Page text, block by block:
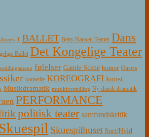
Aveny-T BALLET Betty Nansen Teatret Dans
Ballet Det Kongelige Teater
følelser Gamle Scene humor Husets
komedie KOREOGRAFI kunst
Musikdramatik musikforestilling Ny dansk dramatik
PERFORMANCE
politisk teater samfundskritik
Skuespil Skuespilhuset Sort/Hvid